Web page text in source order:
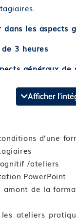
les aspects
3 heures
généraux de
de compétence
nationale de
les différentes
7 heures
Afficher
d’une
/ateliers
PowerPoint
de la
ateliers